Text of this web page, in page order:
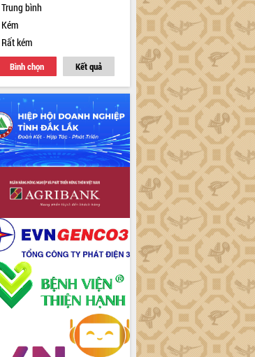
Trung bình
Kém
Rất kém
Bình chọn Kết quả